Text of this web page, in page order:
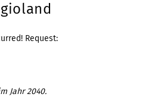
Request:
Jahr 2040.